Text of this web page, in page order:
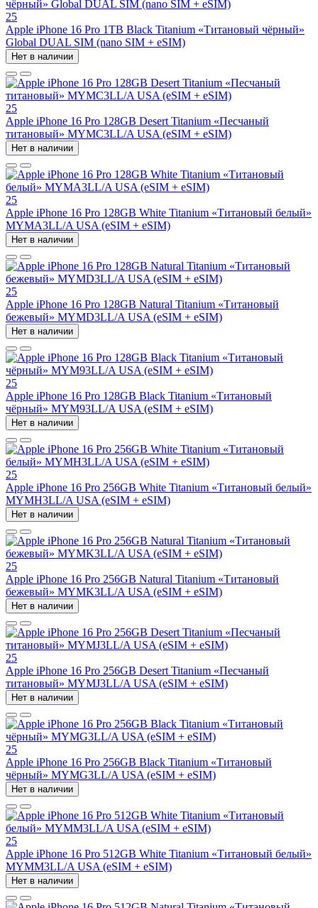
25
Apple iPhone 16 Pro 1TB Black Titanium «Титановый чёрный»
Global DUAL SIM (nano SIM + eSIM)
Нет в наличии
25
Apple iPhone 16 Pro 128GB Desert Titanium «Песчаный
титановый» MYMC3LL/A USA (eSIM + eSIM)
Нет в наличии
25
Apple iPhone 16 Pro 128GB White Titanium «Титановый белый»
MYMA3LL/A USA (eSIM + eSIM)
Нет в наличии
25
Apple iPhone 16 Pro 128GB Natural Titanium «Tитановый
бежевый» MYMD3LL/A USA (eSIM + eSIM)
Нет в наличии
25
Apple iPhone 16 Pro 128GB Black Titanium «Титановый
чёрный» MYM93LL/A USA (eSIM + eSIM)
Нет в наличии
25
Apple iPhone 16 Pro 256GB White Titanium «Титановый белый»
MYMH3LL/A USA (eSIM + eSIM)
Нет в наличии
25
Apple iPhone 16 Pro 256GB Natural Titanium «Tитановый
бежевый» MYMK3LL/A USA (eSIM + eSIM)
Нет в наличии
25
Apple iPhone 16 Pro 256GB Desert Titanium «Песчаный
титановый» MYMJ3LL/A USA (eSIM + eSIM)
Нет в наличии
25
Apple iPhone 16 Pro 256GB Black Titanium «Титановый
чёрный» MYMG3LL/A USA (eSIM + eSIM)
Нет в наличии
25
Apple iPhone 16 Pro 512GB White Titanium «Титановый белый»
MYMM3LL/A USA (eSIM + eSIM)
Нет в наличии